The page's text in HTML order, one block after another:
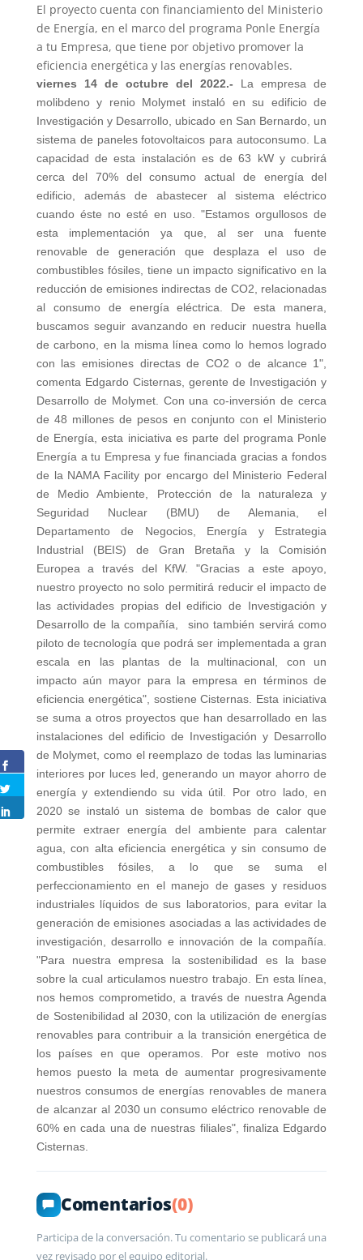
El proyecto cuenta con financiamiento del Ministerio
de Energía, en el marco del programa Ponle Energía
a tu Empresa, que tiene por objetivo promover la
eficiencia energética y las energías renovables.
viernes 14 de octubre del 2022.- La empresa de
molibdeno y renio Molymet instaló en su edificio de
Investigación y Desarrollo, ubicado en San Bernardo, un
sistema de paneles fotovoltaicos para autoconsumo. La
capacidad de esta instalación es de 63 kW y cubrirá
cerca del 70% del consumo actual de energía del
edificio, además de abastecer al sistema eléctrico
cuando éste no esté en uso. "Estamos orgullosos de
esta implementación ya que, al ser una fuente
renovable de generación que desplaza el uso de
combustibles fósiles, tiene un impacto significativo en la
reducción de emisiones indirectas de CO2, relacionadas
al consumo de energía eléctrica. De esta manera,
buscamos seguir avanzando en reducir nuestra huella
de carbono, en la misma línea como lo hemos logrado
con las emisiones directas de CO2 o de alcance 1",
comenta Edgardo Cisternas, gerente de Investigación y
Desarrollo de Molymet. Con una co-inversión de cerca
de 48 millones de pesos en conjunto con el Ministerio
de Energía, esta iniciativa es parte del programa Ponle
Energía a tu Empresa y fue financiada gracias a fondos
de la NAMA Facility por encargo del Ministerio Federal
de Medio Ambiente, Protección de la naturaleza y
Seguridad Nuclear (BMU) de Alemania, el
Departamento de Negocios, Energía y Estrategia
Industrial (BEIS) de Gran Bretaña y la Comisión
Europea a través del KfW. "Gracias a este apoyo,
nuestro proyecto no solo permitirá reducir el impacto de
las actividades propias del edificio de Investigación y
Desarrollo de la compañía, sino también servirá como
piloto de tecnología que podrá ser implementada a gran
escala en las plantas de la multinacional, con un
impacto aún mayor para la empresa en términos de
eficiencia energética", sostiene Cisternas. Esta iniciativa
se suma a otros proyectos que han desarrollado en las
instalaciones del edificio de Investigación y Desarrollo
de Molymet, como el reemplazo de todas las luminarias
interiores por luces led, generando un mayor ahorro de
energía y extendiendo su vida útil. Por otro lado, en
2020 se instaló un sistema de bombas de calor que
permite extraer energía del ambiente para calentar
agua, con alta eficiencia energética y sin consumo de
combustibles fósiles, a lo que se suma el
perfeccionamiento en el manejo de gases y residuos
industriales líquidos de sus laboratorios, para evitar la
generación de emisiones asociadas a las actividades de
investigación, desarrollo e innovación de la compañía.
"Para nuestra empresa la sostenibilidad es la base
sobre la cual articulamos nuestro trabajo. En esta línea,
nos hemos comprometido, a través de nuestra Agenda
de Sostenibilidad al 2030, con la utilización de energías
renovables para contribuir a la transición energética de
los países en que operamos. Por este motivo nos
hemos puesto la meta de aumentar progresivamente
nuestros consumos de energías renovables de manera
de alcanzar al 2030 un consumo eléctrico renovable de
60% en cada una de nuestras filiales", finaliza Edgardo
Cisternas.
Comentarios(0)
Participa de la conversación. Tu comentario se publicará una
vez revisado por el equipo editorial.